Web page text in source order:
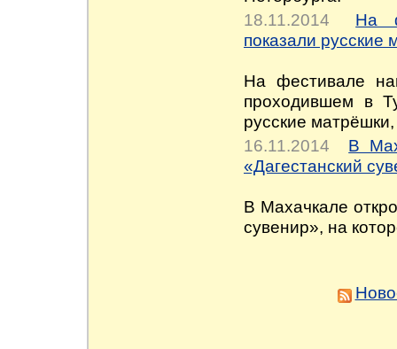
18.11.2014
На
показали русские
На фестивале
проходившем в
русские
16.11.2014
В
«Дагестанский
В Махачкале
сувенир», на